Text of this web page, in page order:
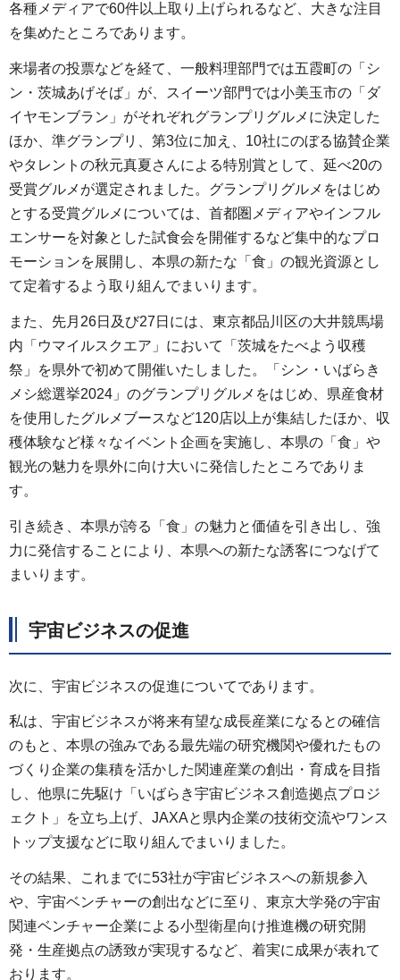
各種メディアで60件以上取り上げられるなど、大きな注目
を集めたところであります。
来場者の投票などを経て、一般料理部門では五霞町の「シ
ン・茨城あげそば」が、スイーツ部門では小美玉市の「ダ
イヤモンブラン」がそれぞれグランプリグルメに決定した
ほか、準グランプリ、第3位に加え、10社にのぼる協賛企業
やタレントの秋元真夏さんによる特別賞として、延べ20の
受賞グルメが選定されました。グランプリグルメをはじめ
とする受賞グルメについては、首都圏メディアやインフル
エンサーを対象とした試食会を開催するなど集中的なプロ
モーションを展開し、本県の新たな「食」の観光資源とし
て定着するよう取り組んでまいります。
また、先月26日及び27日には、東京都品川区の大井競馬場
内「ウマイルスクエア」において「茨城をたべよう収穫
祭」を県外で初めて開催いたしました。「シン・いばらき
メシ総選挙2024」のグランプリグルメをはじめ、県産食材
を使用したグルメブースなど120店以上が集結したほか、収
穫体験など様々なイベント企画を実施し、本県の「食」や
観光の魅力を県外に向け大いに発信したところでありま
す。
引き続き、本県が誇る「食」の魅力と価値を引き出し、強
力に発信することにより、本県への新たな誘客につなげて
まいります。
宇宙ビジネスの促進
次に、宇宙ビジネスの促進についてであります。
私は、宇宙ビジネスが将来有望な成長産業になるとの確信
のもと、本県の強みである最先端の研究機関や優れたもの
づくり企業の集積を活かした関連産業の創出・育成を目指
し、他県に先駆け「いばらき宇宙ビジネス創造拠点プロジ
ェクト」を立ち上げ、JAXAと県内企業の技術交流やワンス
トップ支援などに取り組んでまいりました。
その結果、これまでに53社が宇宙ビジネスへの新規参入
や、宇宙ベンチャーの創出などに至り、東京大学発の宇宙
関連ベンチャー企業による小型衛星向け推進機の研究開
発・生産拠点の誘致が実現するなど、着実に成果が表れて
おります。